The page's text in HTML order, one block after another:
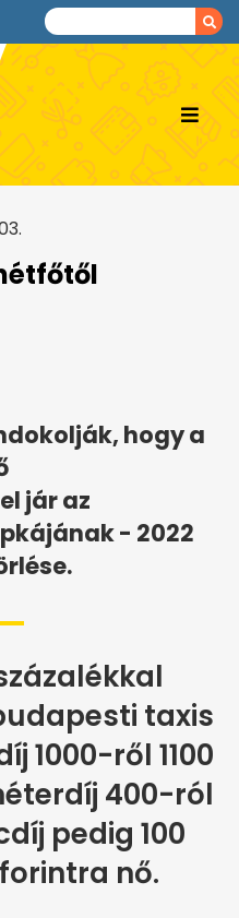
hogy a
jár az
- 2022
taxis
1000-ről 1100
400-ról
pedig 100
nő.